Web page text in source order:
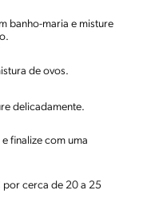
banho-maria e misture
de ovos.
delicadamente.
finalize com uma
por cerca de 20 a 25